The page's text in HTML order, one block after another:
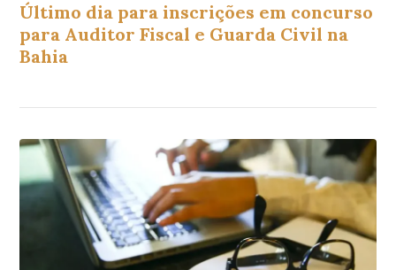
Último dia para inscrições em concurso
para Auditor Fiscal e Guarda Civil na
Bahia